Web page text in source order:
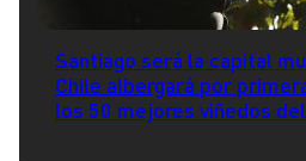
Santiago será la capital
Chile albergará por
los 50 mejores viñedos